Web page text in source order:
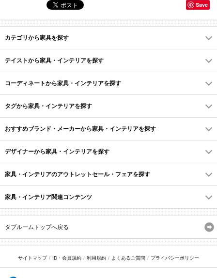
Save
カテゴリから家具を探す
テイストから家具・インテリアを探す
コーディネートから家具・インテリアを探す
タグから家具・インテリアを探す
おすすめブランド・メーカーから家具・インテリアを探す
デザイナーから家具・インテリアを探す
家具・インテリアのアウトレットセール・フェアを探す
家具・インテリア関連コンテンツ
タブルームトップへ戻る
サイトマップ ID・会員規約 利用規約 よくあるご質問 プライバシーポリシー